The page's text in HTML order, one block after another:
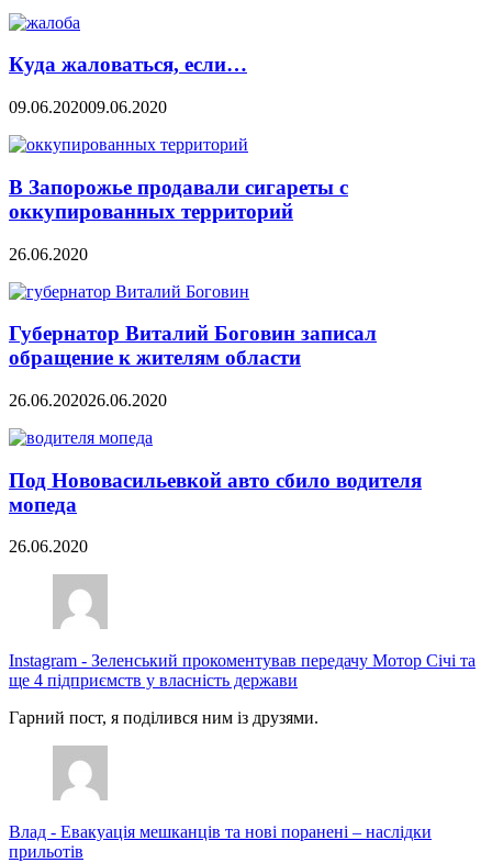
Куда жаловаться, если…
09.06.202009.06.2020
В Запорожье продавали сигареты с
оккупированных территорий
26.06.2020
Губернатор Виталий Боговин записал
обращение к жителям области
26.06.202026.06.2020
Под Нововасильевкой авто сбило водителя
мопеда
26.06.2020
Instagram - Зеленський прокоментував передачу Мотор Січі та
ще 4 підприємств у власність держави
Гарний пост, я поділився ним із друзями.
Влад - Евакуація мешканців та нові поранені – наслідки
прильотів